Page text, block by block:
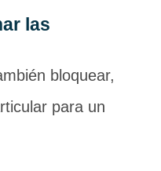
las
bloquear,
para un